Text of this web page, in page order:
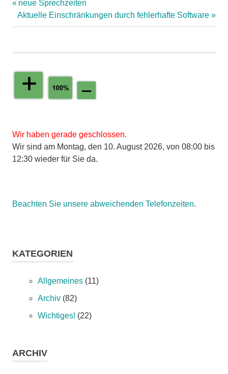
Beitragsnavigation
Vorheriger
Beitrag:
neue Sprechzeiten
Nächster
Beitrag:
Aktuelle Einschränkungen durch fehlerhafte Software
Wir haben gerade geschlossen.
Wir sind am Montag, den 10. August 2026, von 08:00 bis
12:30 wieder für Sie da.
Beachten Sie unsere abweichenden Telefonzeiten.
KATEGORIEN
Allgemeines (11)
Archiv (82)
Wichtiges! (22)
ARCHIV